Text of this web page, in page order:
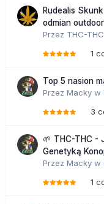
Rudealis
odmian
Przez THC-THC
1
Top 5 nasion
Przez Macky w
3
🌱 THC-THC -
Genetyką
Przez Macky w
1